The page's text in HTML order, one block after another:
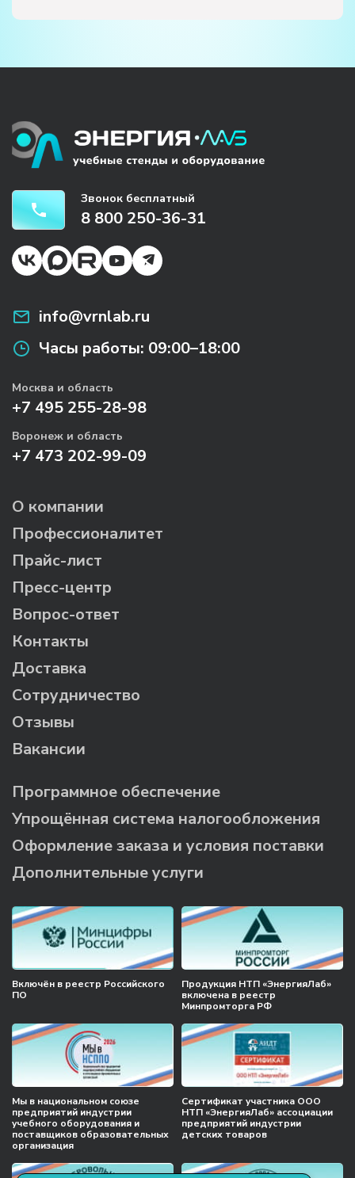
Звонок бесплатный
8 800 250-36-31
info@vrnlab.ru
Часы работы: 09:00–18:00
Москва и область
+7 495 255-28-98
Воронеж и область
+7 473 202-99-09
О компании
Профессионалитет
Прайс-лист
Пресс-центр
Вопрос-ответ
Контакты
Доставка
Сотрудничество
Отзывы
Вакансии
Программное обеспечение
Упрощённая система налогообложения
Оформление заказа и условия поставки
Дополнительные услуги
Включён в реестр Российского
ПО
Продукция НТП «ЭнергияЛаб»
включена в реестр
Минпромторга РФ
Мы в национальном союзе
предприятий индустрии
учебного оборудования и
поставщиков образовательных
организация
Сертификат участника ООО
НТП «ЭнергияЛаб» ассоциации
предприятий индустрии
детских товаров